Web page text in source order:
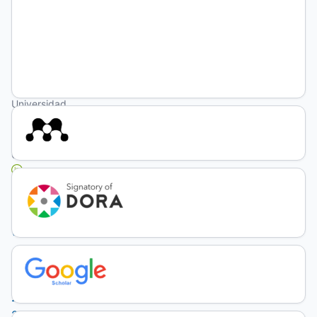
Universidad
Pamplona,
Colombia
http://orcid.org/0000-
0001-
5989-
5644
(unauthenticated)
DOI:
https://doi.org/10.19137/praxiseducativa-
2024-